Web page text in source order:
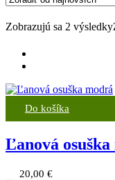
Zobrazujú sa 2 výsledky
Do košíka
Ľanová
20,00 €